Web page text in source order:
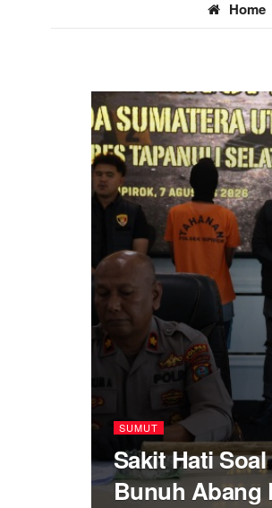
Home
SUMUT
Sakit Hati
Bunuh Abang